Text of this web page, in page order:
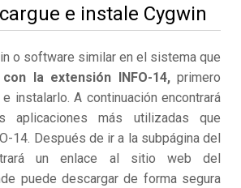
e instale Cygwin
o software similar en el sistema que
la extensión INFO-14,primero
instalarlo. A continuación encontrará
más utilizadas que
14. Después de ir a la subpágina del
un enlace al sitio web del
puede descargar de forma segura